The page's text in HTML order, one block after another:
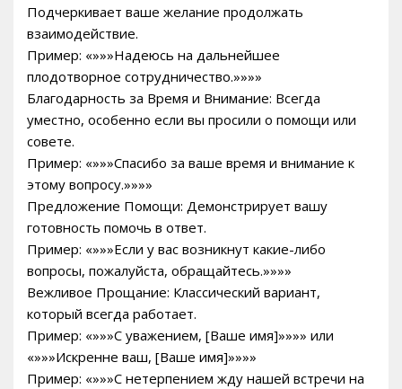
Подчеркивает ваше желание продолжать
взаимодействие.
Пример: «»»»Надеюсь на дальнейшее
плодотворное сотрудничество.»»»»
Благодарность за Время и Внимание: Всегда
уместно, особенно если вы просили о помощи или
совете.
Пример: «»»»Спасибо за ваше время и внимание к
этому вопросу.»»»»
Предложение Помощи: Демонстрирует вашу
готовность помочь в ответ.
Пример: «»»»Если у вас возникнут какие-либо
вопросы, пожалуйста, обращайтесь.»»»»
Вежливое Прощание: Классический вариант,
который всегда работает.
Пример: «»»»С уважением, [Ваше имя]»»»» или
«»»»Искренне ваш, [Ваше имя]»»»»
Пример: «»»»С нетерпением жду нашей встречи на